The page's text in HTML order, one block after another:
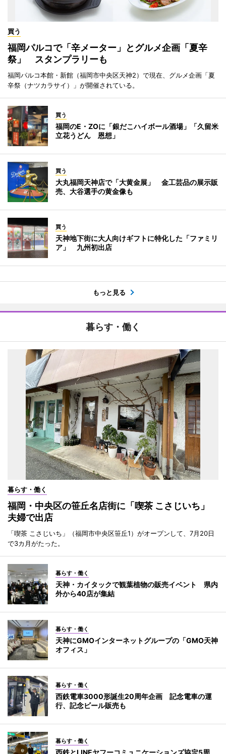
買う
福岡パルコで「辛メーター」とグルメ企画「夏辛
祭」 スタンプラリーも
福岡パルコ本館・新館（福岡市中央区天神2）で現在、グルメ企画「夏
辛祭（ナツカラサイ）」が開催されている。
買う
福岡のE・ZOに「銀だこハイボール酒場」「久留米
立花うどん 恩想」
買う
大丸福岡天神店で「大黄金展」 金工芸品の展示販
売、大谷選手の黄金像も
買う
天神地下街に大人向けギフトに特化した「ファミリ
ア」 九州初出店
もっと見る
暮らす・働く
暮らす・働く
福岡・中央区の笹丘名店街に「喫茶 こさじいち」
夫婦で出店
「喫茶 こさじいち」（福岡市中央区笹丘1）がオープンして、7月20日
で3カ月がたった。
暮らす・働く
天神・カイタックで観葉植物の販売イベント 県内
外から40店が集結
暮らす・働く
天神にGMOインターネットグループの「GMO天神
オフィス」
暮らす・働く
西鉄電車3000形誕生20周年企画 記念電車の運
行、記念ビール販売も
暮らす・働く
西鉄とLINEヤフーコミュニケーションズ協定5周